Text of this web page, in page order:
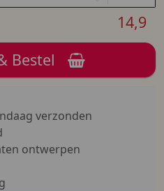
14,9
Bestel
verzonden
ontwerpen